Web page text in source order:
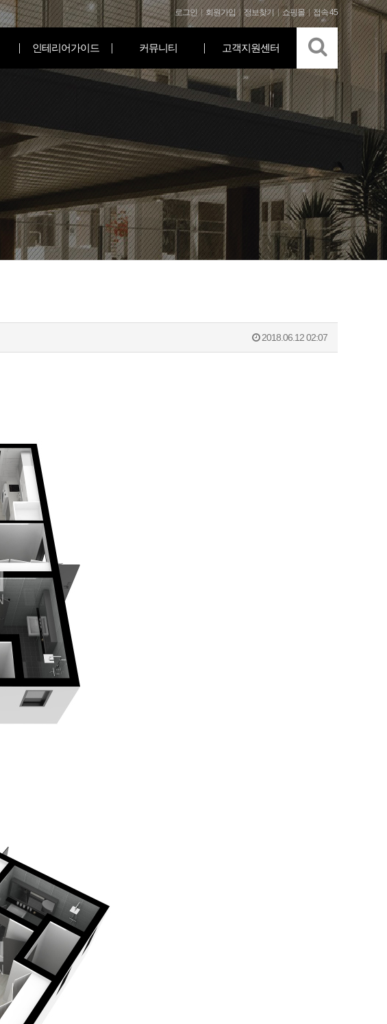
인테리어가이드 커뮤니티 고객지원센터
로그인 회원가입 정보찾기 쇼핑몰 접속 45
2018.06.12 02:07